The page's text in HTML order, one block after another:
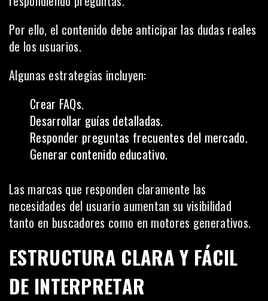
Por ello, el contenido debe anticipar las dudas reales
de los usuarios.
Algunas estrategias incluyen:
Crear FAQs.
Desarrollar guías detalladas.
Responder preguntas frecuentes del mercado.
Generar contenido educativo.
Las marcas que responden claramente las
necesidades del usuario aumentan su visibilidad
tanto en buscadores como en motores generativos.
ESTRUCTURA CLARA Y FÁCIL
DE INTERPRETAR